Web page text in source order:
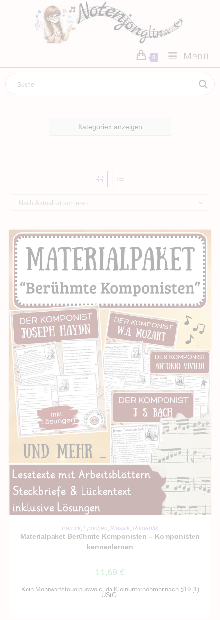
0 Menü
Kategorien anzeigen
Nach Aktualität sortieren
IN DEN WARENKORB
Barock, Epochen, Klassik, Romantik
Materialpaket Berühmte Komponisten – Komponisten
kennenlernen
11,69 €
Kein Mehrwertsteuerausweis, da Kleinunternehmer nach §19 (1)
UStG.